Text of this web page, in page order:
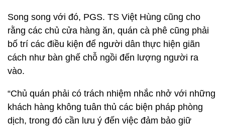
Song song với đó, PGS. TS Việt Hùng cũng cho
rằng các chủ cửa hàng ăn, quán cà phê cũng phải
bố trí các điều kiện để người dân thực hiện giãn
cách như bàn ghế chỗ ngồi đến lượng người ra
vào.
“Chủ quán phải có trách nhiệm nhắc nhở với những
khách hàng không tuân thủ các biện pháp phòng
dịch, trong đó cần lưu ý đến việc đảm bảo giữ